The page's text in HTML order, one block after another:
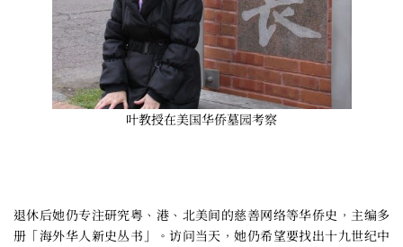
叶教授在美国华侨墓园考察
退休后她仍专注研究粤、港、北美间的慈善网络等华侨史，主编多
册「海外华人新史丛书」。访问当天，她仍希望要找出十九世纪中